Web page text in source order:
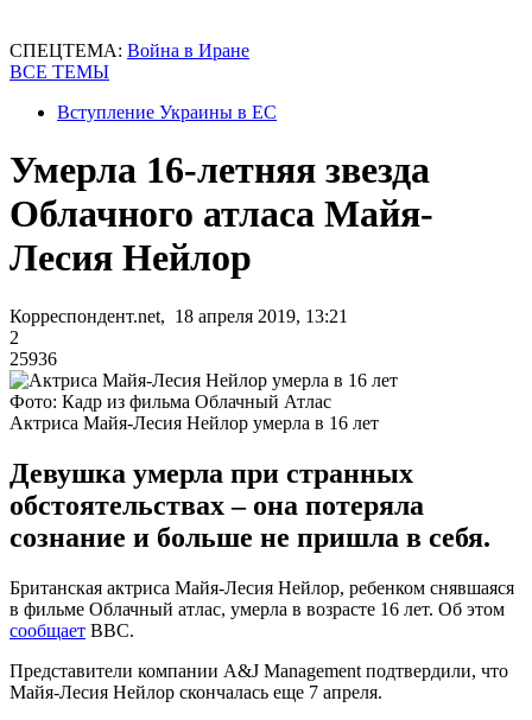
СПЕЦТЕМА: Война в Иране
ВСЕ ТЕМЫ
Вступление Украины в ЕС
Умерла 16-летняя звезда
Облачного атласа Майя-
Лесия Нейлор
Корреспондент.net, 18 апреля 2019, 13:21
2
25936
Фото: Кадр из фильма Облачный Атлас
Актриса Майя-Лесия Нейлор умерла в 16 лет
Девушка умерла при странных
обстоятельствах – она потеряла
сознание и больше не пришла в себя.
Британская актриса Майя-Лесия Нейлор, ребенком снявшаяся
в фильме Облачный атлас, умерла в возрасте 16 лет. Об этом
сообщает ВВС.
Представители компании A&J Management подтвердили, что
Майя-Лесия Нейлор скончалась еще 7 апреля.